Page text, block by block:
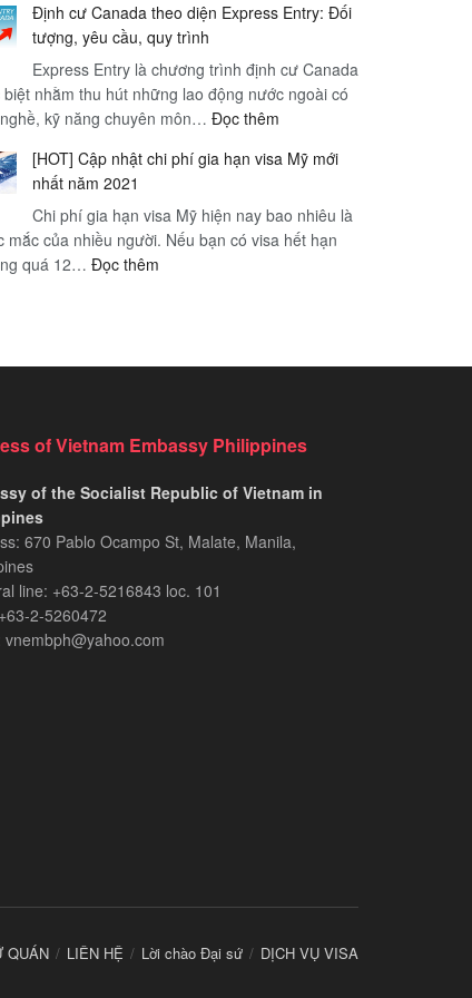
Nội
–
Thị
trấn
Sapa
sương
–
Hà
Nội
dung
Nghị
định
89/2019/NĐ-
CP
chính
phủ
Định cư Canada theo diện Express Entry: Đối
tượng, yêu cầu, quy trình
Express Entry là chương trình định cư Canada
biệt nhằm thu hút những lao động nước ngoài có
kỹ năng chuyên môn… Đọc thêm
cư
theo
diện
yêu
[HOT] Cập nhật chi phí gia hạn visa Mỹ mới
nhất năm 2021
Chi phí gia hạn visa Mỹ hiện nay bao nhiêu là
mắc của nhiều người. Nếu bạn có visa hết hạn
quá 12… Đọc thêm
chi
hạn
visa
Mỹ
mới
nhất
năm
2021
of Vietnam Embassy Philippines
of the Socialist Republic of Vietnam in
670 Pablo Ocampo St, Malate, Manila,
line: +63-2-5216843​​​ loc. 101
2-5260472​
vnembph@yahoo.com​
QUÁN LIÊN HỆ Lời chào Đại sứ DỊCH VỤ VISA